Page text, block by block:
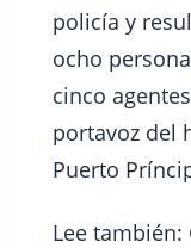
policía y
ocho
cinco
portavoz del
Puerto
Lee también: